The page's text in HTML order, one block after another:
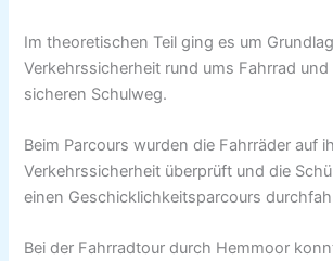
Im theoretischen Teil ging es um
Verkehrssicherheit rund ums Fahrrad und
sicheren Schulweg.
Beim Parcours wurden die Fahrräder auf
Verkehrssicherheit überprüft und die
einen Geschicklichkeitsparcours
Bei der Fahrradtour durch Hemmoor